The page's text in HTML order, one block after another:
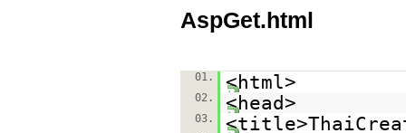
AspGet.html
01. <html>
02. <head>
03.